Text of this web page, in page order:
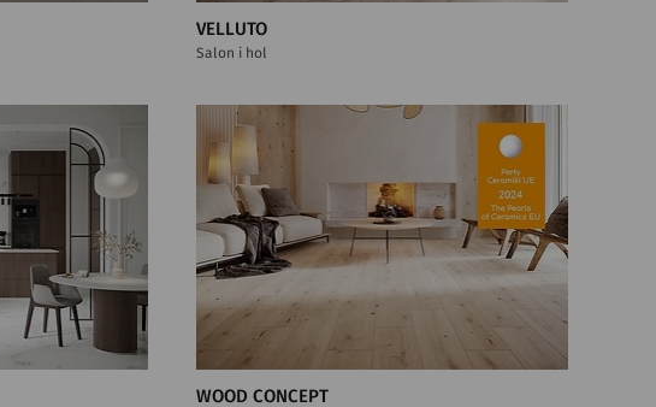
VELLUTO
Salon i hol
WOOD CONCEPT